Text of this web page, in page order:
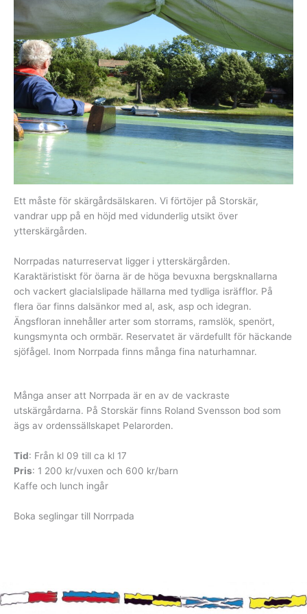
Ett måste för skärgårdsälskaren. Vi förtöjer på Storskär,
vandrar upp på en höjd med vidunderlig utsikt över
ytterskärgården.
Norrpadas naturreservat ligger i ytterskärgården.
Karaktäristiskt för öarna är de höga bevuxna bergsknallarna
och vackert glacialslipade hällarna med tydliga isräfflor. På
flera öar finns dalsänkor med al, ask, asp och idegran.
Ängsfloran innehåller arter som storrams, ramslök, spenört,
kungsmynta och ormbär. Reservatet är värdefullt för häckande
sjöfågel. Inom Norrpada finns många fina naturhamnar.
Många anser att Norrpada är en av de vackraste
utskärgårdarna. På Storskär finns Roland Svensson bod som
ägs av ordenssällskapet Pelarorden.
Tid: Från kl 09 till ca kl 17
Pris: 1 200 kr/vuxen och 600 kr/barn
Kaffe och lunch ingår
Boka seglingar till Norrpada